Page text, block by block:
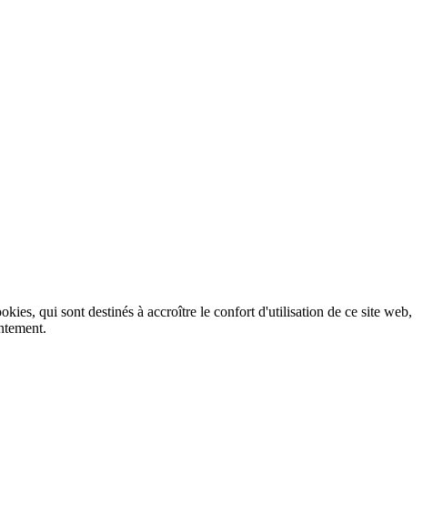
qui sont destinés à accroître le confort d'utilisation de ce site web,